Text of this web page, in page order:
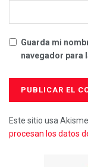
Guarda mi
navegador para
Este sitio usa
procesan los datos